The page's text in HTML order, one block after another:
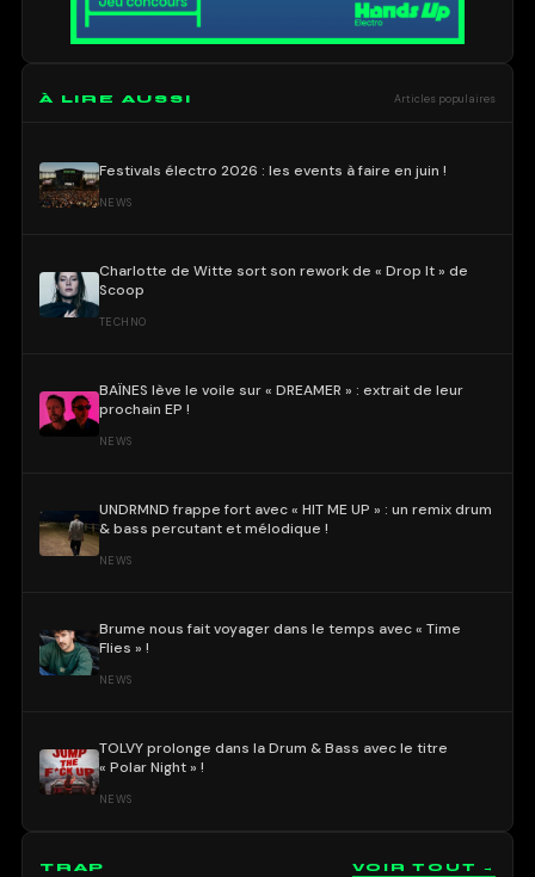
À LIRE AUSSI Articles populaires
Festivals électro 2026 : les events à faire en juin !
NEWS
Charlotte de Witte sort son rework de « Drop It » de
Scoop
TECHNO
BAÏNES lève le voile sur « DREAMER » : extrait de leur
prochain EP !
NEWS
UNDRMND frappe fort avec « HIT ME UP » : un remix drum
& bass percutant et mélodique !
NEWS
Brume nous fait voyager dans le temps avec « Time
Flies » !
NEWS
TOLVY prolonge dans la Drum & Bass avec le titre
« Polar Night » !
NEWS
TRAP VOIR TOUT →